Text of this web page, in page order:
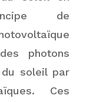
de
photons
soleil par
Ces